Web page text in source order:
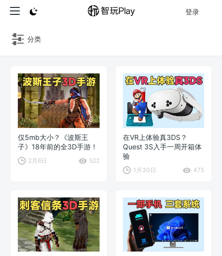
登录
分类
仅5mb大小？《波斯王
子》18年前的全3D手游！
2月6日 522
在VR上体验真3DS？
Quest 3S入手一周开箱体
验
1月30日 475